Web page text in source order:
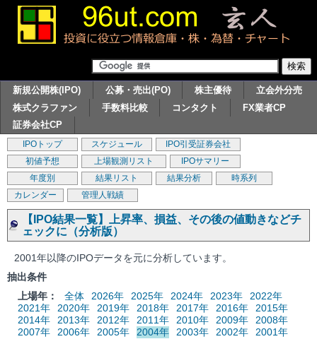
新規公開株(IPO) 公募・売出(PO) 株主優待
立会外分売
株式クラファン
手数料比較 コンタクト
FX業者CP
証券会社CP
IPOトップ スケジュール
IPO引受証券会社
初値予想
上場観測リスト
IPOサマリー
年度別
結果リスト 結果分析
時系列
カレンダー
管理人戦績
【IPO結果一覧】上昇率、損益、その後の値動きなどチ
ェックに（分析版）
2001年以降のIPOデータを元に分析しています。
抽出条件
上場年：
全体 2026年 2025年 2024年 2023年
2022年
2021年
2020年 2019年 2018年 2017年 2016年
2015年
2014年
2013年 2012年 2011年 2010年 2009年
2008年
2007年
2006年 2005年 2004年 2003年 2002年
2001年